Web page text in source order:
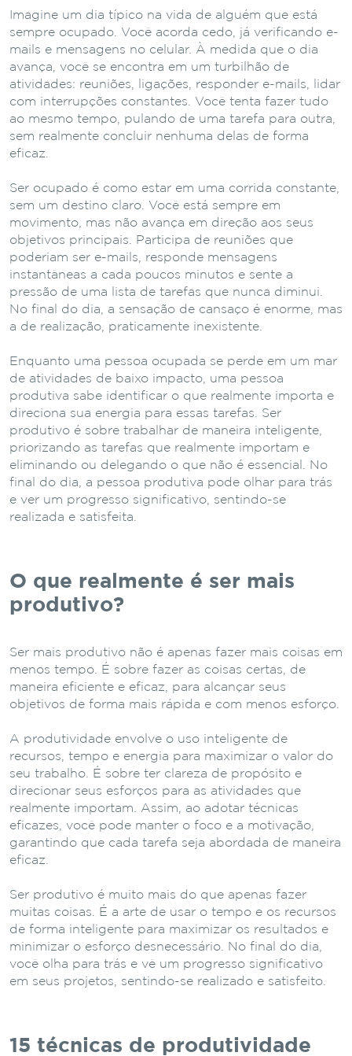
Imagine um dia típico na vida de alguém que está
sempre ocupado. Você acorda cedo, já verificando e-
mails e mensagens no celular. À medida que o dia
avança, você se encontra em um turbilhão de
atividades: reuniões, ligações, responder e-mails, lidar
com interrupções constantes. Você tenta fazer tudo
ao mesmo tempo, pulando de uma tarefa para outra,
sem realmente concluir nenhuma delas de forma
eficaz.
Ser ocupado é como estar em uma corrida constante,
sem um destino claro. Você está sempre em
movimento, mas não avança em direção aos seus
objetivos principais. Participa de reuniões que
poderiam ser e-mails, responde mensagens
instantâneas a cada poucos minutos e sente a
pressão de uma lista de tarefas que nunca diminui.
No final do dia, a sensação de cansaço é enorme, mas
a de realização, praticamente inexistente.
Enquanto uma pessoa ocupada se perde em um mar
de atividades de baixo impacto, uma pessoa
produtiva sabe identificar o que realmente importa e
direciona sua energia para essas tarefas. Ser
produtivo é sobre trabalhar de maneira inteligente,
priorizando as tarefas que realmente importam e
eliminando ou delegando o que não é essencial. No
final do dia, a pessoa produtiva pode olhar para trás
e ver um progresso significativo, sentindo-se
realizada e satisfeita.
O que realmente é ser mais
produtivo?
Ser mais produtivo não é apenas fazer mais coisas em
menos tempo. É sobre fazer as coisas certas, de
maneira eficiente e eficaz, para alcançar seus
objetivos de forma mais rápida e com menos esforço.
A produtividade envolve o uso inteligente de
recursos, tempo e energia para maximizar o valor do
seu trabalho. É sobre ter clareza de propósito e
direcionar seus esforços para as atividades que
realmente importam. Assim, ao adotar técnicas
eficazes, você pode manter o foco e a motivação,
garantindo que cada tarefa seja abordada de maneira
eficaz.
Ser produtivo é muito mais do que apenas fazer
muitas coisas. É a arte de usar o tempo e os recursos
de forma inteligente para maximizar os resultados e
minimizar o esforço desnecessário. No final do dia,
você olha para trás e vê um progresso significativo
em seus projetos, sentindo-se realizado e satisfeito.
15 técnicas de produtividade